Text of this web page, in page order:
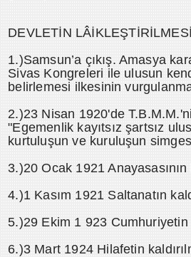
DEVLETİN LÂİKLEŞTİRİLMESİ
1.)Samsun’a çıkış. Amasya
Sivas Kongreleri ile ulusun
belirlemesi ilkesinin
2.)23 Nisan 1920'de
"Egemenlik kayıtsız şartsız
kurtuluşun ve kuruluşun
3.)20 Ocak 1921
4.)1 Kasım 1921 Saltanatın
5.)29 Ekim 1 923 Cumhuriyetin
6.)3 Mart 1924 Hilafetin